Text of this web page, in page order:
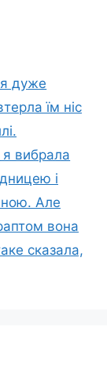
дуже
їм ніс
я вибрала
і
Але
вона
сказала,